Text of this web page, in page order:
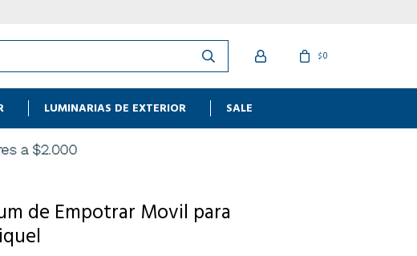
LUMINARIAS DE EXTERIOR SALE
$0
de Empotrar Movil para